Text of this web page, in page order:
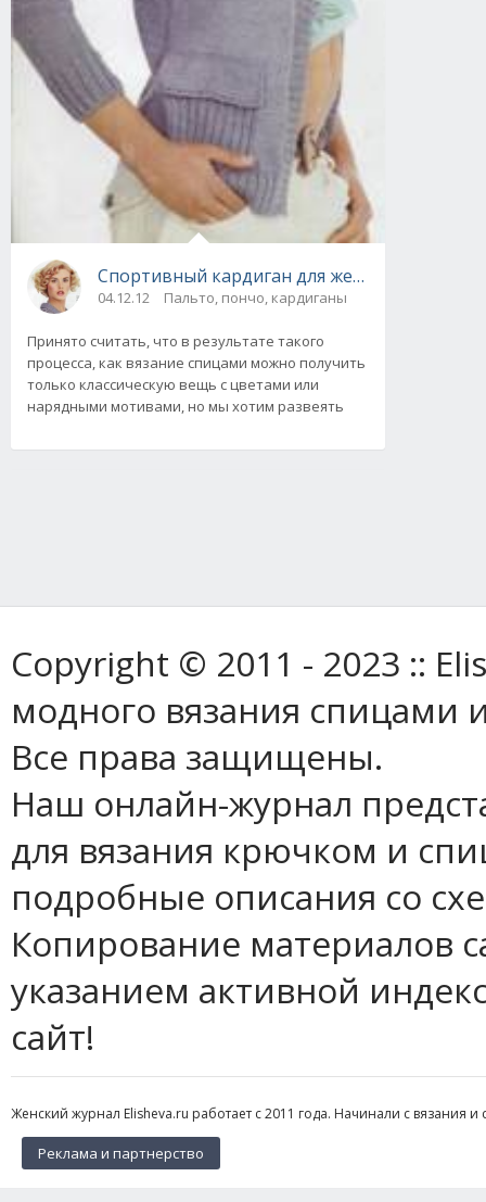
Спортивный кардиган для женщин вязаный
04.12.12 Пальто, пончо, кардиганы
Принято считать, что в результате такого
процесса, как вязание спицами можно получить
только классическую вещь с цветами или
нарядными мотивами, но мы хотим развеять
Copyright © 2011 - 2023 ::
модного вязания спицами
Все права защищены.
Наш онлайн-журнал
для вязания крючком и
подробные описания со
Копирование материалов
указанием активной
сайт!
Женский журнал Elisheva.ru работает с 2011 года. Начинали с вязания
Реклама и партнерство